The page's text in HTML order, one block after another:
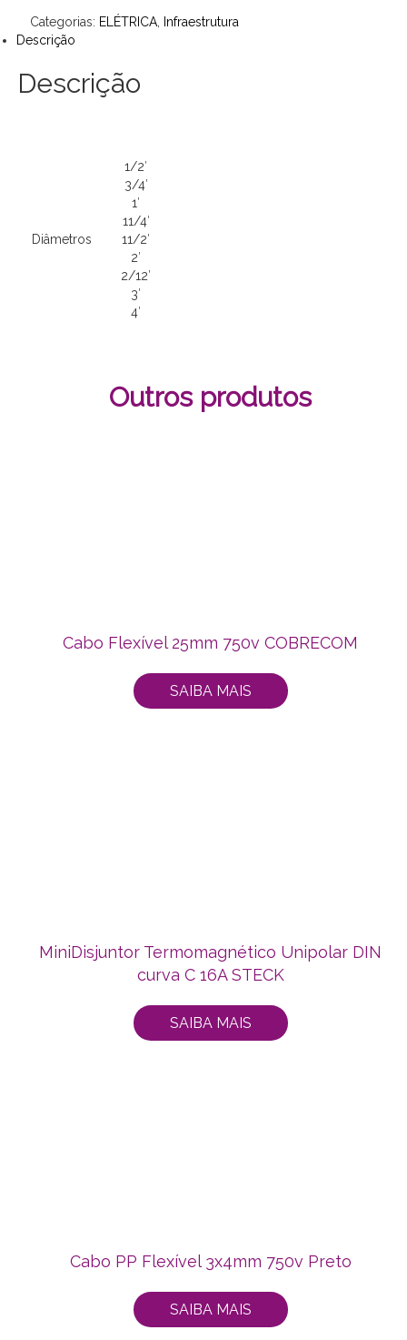
Categorias: ELÉTRICA,
Infraestrutura
Descrição
Descrição
Diâmetros
1/2′
3/4′
1′
11/4′
11/2′
2′
2/12′
3′
4′
Outros produtos
Cabo Flexível 25mm 750v COBRECOM
SAIBA MAIS
MiniDisjuntor Termomagnético Unipolar DIN
curva C 16A STECK
SAIBA MAIS
Cabo PP Flexível 3x4mm 750v Preto
SAIBA MAIS